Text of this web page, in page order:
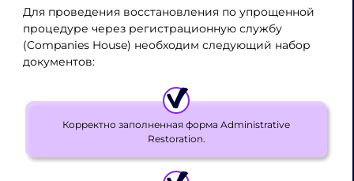
Для проведения восстановления по упрощенной
процедуре через регистрационную службу
(Companies House) необходим следующий набор
документов:
Корректно заполненная форма Administrative
Restoration.